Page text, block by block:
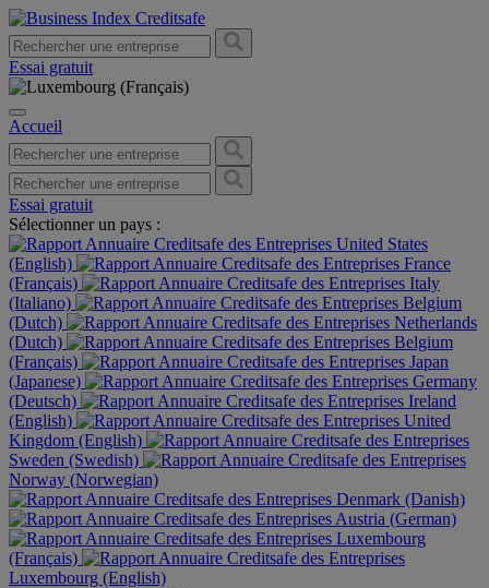
Essai gratuit
Accueil
Essai gratuit
Sélectionner un pays :
United States
(English)
France
(Français)
Italy
(Italiano)
Belgium
(Dutch)
Netherlands
(Dutch)
Belgium
(Français)
Japan
(Japanese)
Germany
(Deutsch)
Ireland
(English)
United
Kingdom (English)
Sweden (Swedish)
Norway (Norwegian)
Denmark (Danish)
Austria (German)
Luxembourg
(Français)
Luxembourg (English)